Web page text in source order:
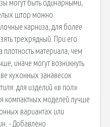
могут быть одинарными,
штор можно
карниза, для более
трехрядный. При его
материала, чем
иначе могут возникнуть
кухонных занавесок
для изделий «в пол»
компактных моделей лучше
вариантах или
- Добавлено